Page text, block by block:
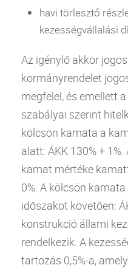
havi törlesztő
kezességvállalási
Az igénylő akkor
kormányrendelet
megfelel, és emellett a
szabályai szerint
kölcsön kamata a
alatt: ÁKK 130% +
kamat mértéke
0%. A kölcsön
időszakot követően:
konstrukció állami
rendelkezik. A
tartozás 0,5%-a,